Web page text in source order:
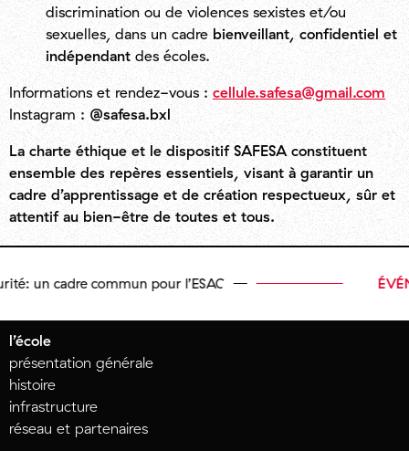
discrimination ou de violences sexistes et/ou
sexuelles, dans un cadre bienveillant, confidentiel et
indépendant des écoles.
Informations et rendez-vous : cellule.safesa@gmail.com
Instagram : @safesa.bxl
La charte éthique et le dispositif SAFESA constituent
ensemble des repères essentiels, visant à garantir un
cadre d’apprentissage et de création respectueux, sûr et
attentif au bien-être de toutes et tous.
commun pour l’ESAC
l’école
présentation générale
histoire
infrastructure
réseau et partenaires